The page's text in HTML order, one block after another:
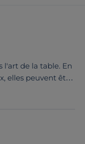
l'art de la table. En
elles peuvent être
? Ils sont tous